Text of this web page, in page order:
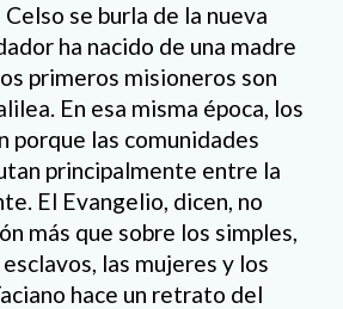
se burla de la nueva
ha nacido de una madre
primeros misioneros son
En esa misma época, los
porque las comunidades
principalmente entre la
El Evangelio, dicen, no
más que sobre los simples,
las mujeres y los
hace un retrato del